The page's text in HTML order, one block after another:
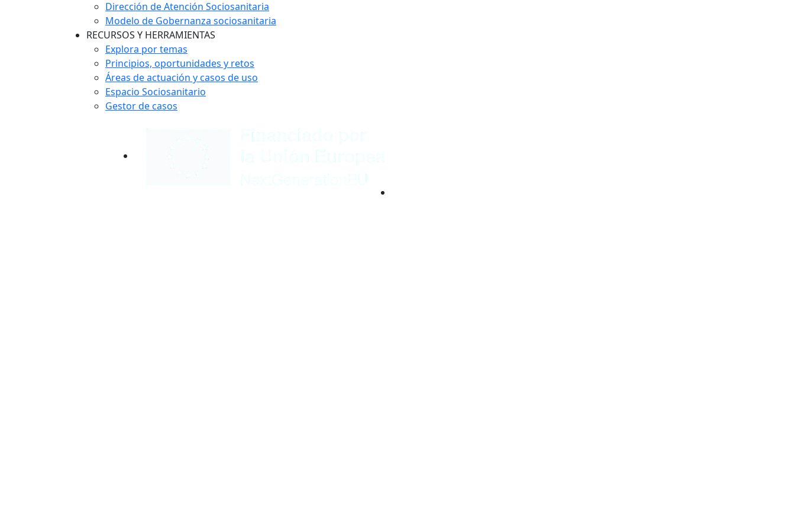
Dirección de Atención Sociosanitaria
Modelo de Gobernanza sociosanitaria
RECURSOS Y HERRAMIENTAS
Explora por temas
Principios, oportunidades y retos
Áreas de actuación y casos de uso
Espacio Sociosanitario
Gestor de casos